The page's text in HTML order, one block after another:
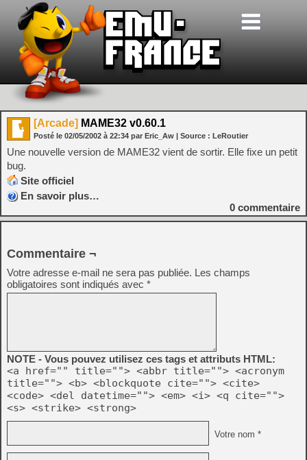
[Arcade] MAME32 v0.60.1
Posté le 02/05/2002 à 22:34 par Eric_Aw | Source : LeRoutier
Une nouvelle version de MAME32 vient de sortir. Elle fixe un petit
bug.
Site officiel
En savoir plus…
0 commentaire
Commentaire ¬
Votre adresse e-mail ne sera pas publiée. Les champs
obligatoires sont indiqués avec *
NOTE - Vous pouvez utilisez ces tags et attributs HTML:
<a href="" title=""> <abbr title=""> <acronym
title=""> <b> <blockquote cite=""> <cite>
<code> <del datetime=""> <em> <i> <q cite="">
<s> <strike> <strong>
Votre nom *